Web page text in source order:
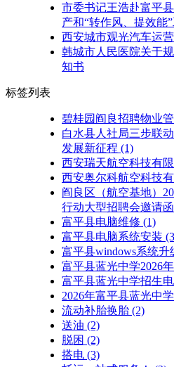
市委书记王浩赴富平
产和“转作风、提效能
西安城市观光汽车运
韩城市人民医院关于
知书
标签列表
碧桂园阎良招聘物业
白水县人社局三步联
发展新征程 (1)
西安瑞天航空科技有
西安奥尔科航空科技
阎良区（航空基地）
行动大型招聘会邀请函
富平县电脑维修 (1)
富平县电脑系统安装
富平县windows系统升
富平县蓝光中学2026
富平县蓝光中学招生
2026年富平县蓝光中
流动补胎换胎 (2)
送油 (2)
脱困 (2)
搭电 (3)